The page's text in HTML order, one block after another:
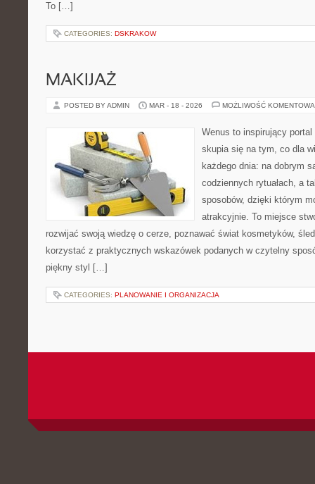
To […]
CATEGORIES: DSKRAKOW
MAKIJAŻ
POSTED BY ADMIN MAR - 18 - 2026 MOŻLIWOŚĆ
Wenus to inspirujący
skupia się na tym, co dla
każdego dnia: na dobrym
codziennych rytuałach, a
sposobów, dzięki którym
atrakcyjnie. To miejsce
rozwijać swoją wiedzę o cerze, poznawać świat kosmetyków,
korzystać z praktycznych wskazówek podanych w czytelny
piękny styl […]
CATEGORIES: PLANOWANIE I ORGANIZACJA